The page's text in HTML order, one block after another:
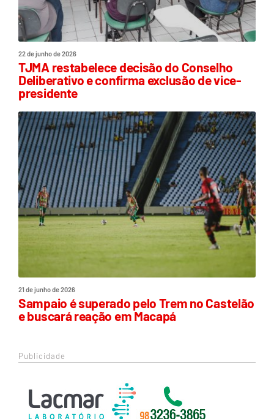
22 de junho de 2026
TJMA restabelece decisão do Conselho
Deliberativo e confirma exclusão de vice-
presidente
21 de junho de 2026
Sampaio é superado pelo Trem no Castelão
e buscará reação em Macapá
Publicidade